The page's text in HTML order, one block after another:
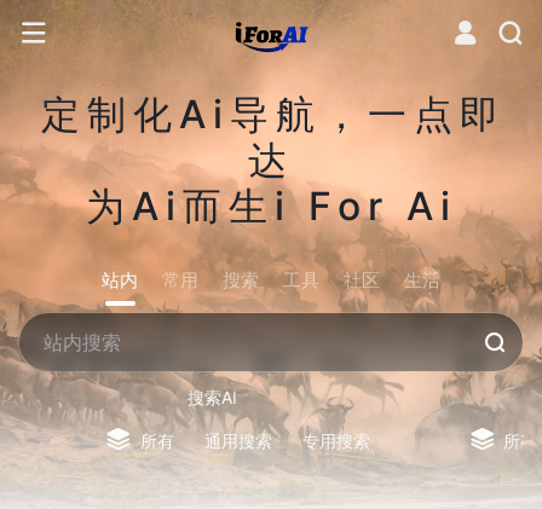
定制化Ai导航，一点即
达
为Ai而生i For Ai
站内 常用 搜索 工具 社区 生活
搜索AI
所有 通用搜索 专用搜索 所有